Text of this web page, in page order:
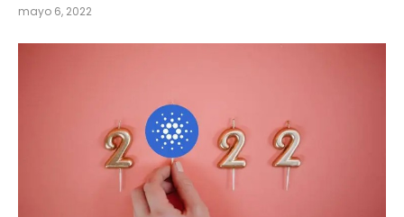
mayo 6, 2022